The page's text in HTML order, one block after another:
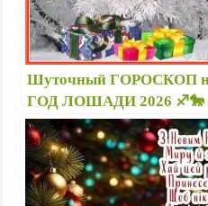
Шуточный ГОРОСКОП
ГОД ЛОШАДИ 2026 ♐🐎
Лошади по знакам
картинки, стикеры, гиф